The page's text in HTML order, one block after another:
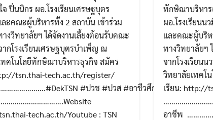
จ ปิ่นนิกร ผอ.โรงเรียนเศรษฐบุตร
ะคณะผู้บริหารทั้ง 2 สถาบัน เข้าร่วม
งวิทยาลัยฯ ได้จัดงานเลี้ยงต้อนรับคณะ
กโรงเรียนเศรษฐบุตรบำเพ็ญ ณ
คโนโลยีทักษิณาบริหารธุรกิจ สมัคร
tsn.thai-tech.ac.th/register/
#ปวช #ปวส #อาชีวศึกษา #สาย
tech.ac.th/Youtube : TSN
ทักษิณาบริหาร
ผอ.โรงเรียน
และคณะผู้บริห
ทางวิทยาลัยฯ
จากโรงเรียน
วิทยาลัยเทคโ
เรียน: http://
อาชีพ